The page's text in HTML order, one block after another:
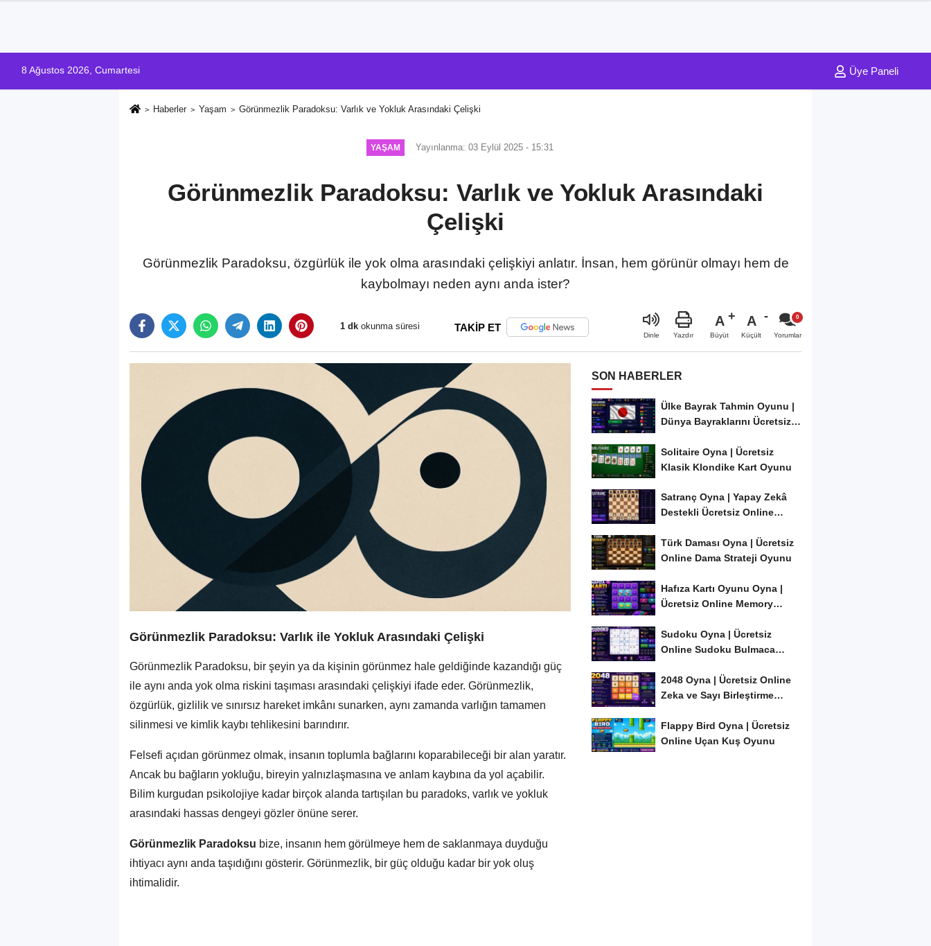
8 Ağustos 2026, Cumartesi Üye Paneli
Haberler Yaşam Görünmezlik Paradoksu: Varlık ve Yokluk Arasındaki Çelişki
YAŞAM Yayınlanma: 03 Eylül 2025 - 15:31
Görünmezlik Paradoksu: Varlık ve Yokluk Arasındaki
Çelişki
Görünmezlik Paradoksu, özgürlük ile yok olma arasındaki çelişkiyi anlatır. İnsan, hem görünür olmayı hem de
kaybolmayı neden aynı anda ister?
1 dk okunma süresi TAKİP ET
Dinle Yazdır
A
Büyüt
A
Küçült Yorumlar
Görünmezlik Paradoksu: Varlık ile Yokluk Arasındaki Çelişki
Görünmezlik Paradoksu, bir şeyin ya da kişinin görünmez hale geldiğinde kazandığı güç
ile aynı anda yok olma riskini taşıması arasındaki çelişkiyi ifade eder. Görünmezlik,
özgürlük, gizlilik ve sınırsız hareket imkânı sunarken, aynı zamanda varlığın tamamen
silinmesi ve kimlik kaybı tehlikesini barındırır.
Felsefi açıdan görünmez olmak, insanın toplumla bağlarını koparabileceği bir alan yaratır.
Ancak bu bağların yokluğu, bireyin yalnızlaşmasına ve anlam kaybına da yol açabilir.
Bilim kurgudan psikolojiye kadar birçok alanda tartışılan bu paradoks, varlık ve yokluk
arasındaki hassas dengeyi gözler önüne serer.
Görünmezlik Paradoksu bize, insanın hem görülmeye hem de saklanmaya duyduğu
ihtiyacı aynı anda taşıdığını gösterir. Görünmezlik, bir güç olduğu kadar bir yok oluş
ihtimalidir.
SON HABERLER
Ülke Bayrak Tahmin Oyunu |
Dünya Bayraklarını Ücretsiz
Solitaire Oyna | Ücretsiz
Klasik Klondike Kart Oyunu
Satranç Oyna | Yapay Zekâ
Destekli Ücretsiz Online
Türk Daması Oyna | Ücretsiz
Online Dama Strateji Oyunu
Hafıza Kartı Oyunu Oyna |
Ücretsiz Online Memory
Sudoku Oyna | Ücretsiz
Online Sudoku Bulmaca
2048 Oyna | Ücretsiz Online
Zeka ve Sayı Birleştirme
Flappy Bird Oyna | Ücretsiz
Online Uçan Kuş Oyunu